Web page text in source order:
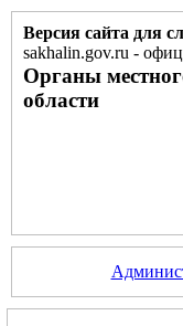
Версия сайта для
sakhalin.gov.ru -
Органы
области